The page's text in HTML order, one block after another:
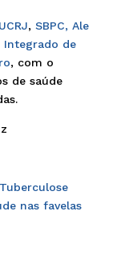
, SBPC, Ale
Integrado de
, com o
de saúde
nas favelas